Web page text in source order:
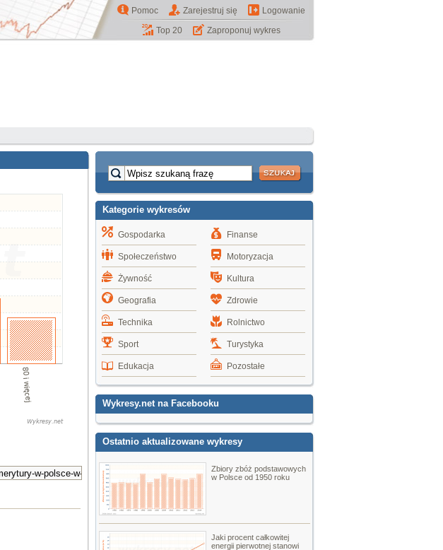
Pomoc Zarejestruj się
Logowanie
Top 20
Zaproponuj wykres
Kategorie wykresów
Gospodarka
Społeczeństwo
Żywność
Geografia
Technika
Sport
Edukacja
Finanse
Motoryzacja
Kultura
Zdrowie
Rolnictwo
Turystyka
Pozostałe
Wykresy.net na Facebooku
Ostatnio aktualizowane wykresy
Zbiory zbóż podstawowych
w Polsce od 1950 roku
Jaki procent całkowitej
energii pierwotnej stanowi